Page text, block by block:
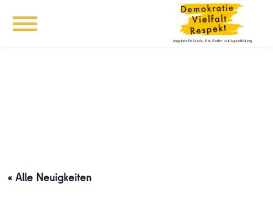
« Alle Neuigkeiten